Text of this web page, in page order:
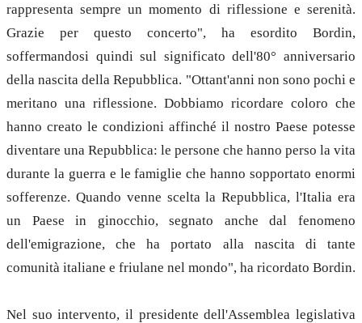
rappresenta sempre un momento di riflessione e serenità.
Grazie per questo concerto", ha esordito Bordin,
soffermandosi quindi sul significato dell'80° anniversario
della nascita della Repubblica. "Ottant'anni non sono pochi e
meritano una riflessione. Dobbiamo ricordare coloro che
hanno creato le condizioni affinché il nostro Paese potesse
diventare una Repubblica: le persone che hanno perso la vita
durante la guerra e le famiglie che hanno sopportato enormi
sofferenze. Quando venne scelta la Repubblica, l'Italia era
un Paese in ginocchio, segnato anche dal fenomeno
dell'emigrazione, che ha portato alla nascita di tante
comunità italiane e friulane nel mondo", ha ricordato Bordin.
Nel suo intervento, il presidente dell'Assemblea legislativa